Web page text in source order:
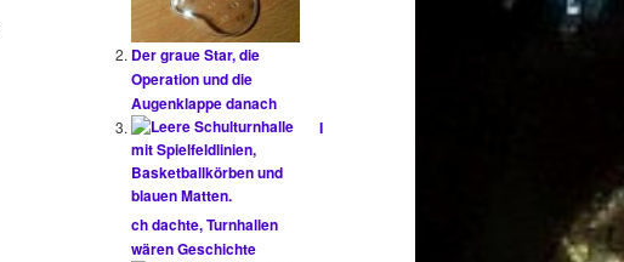
Der graue Star, die
Operation und die
Augenklappe danach
I
ch dachte, Turnhallen
wären Geschichte